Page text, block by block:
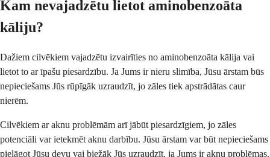
Kam nevajadzētu lietot aminobenzoāta
kāliju?
Dažiem cilvēkiem vajadzētu izvairīties no aminobenzoāta kālija vai
lietot to ar īpašu piesardzību. Ja Jums ir nieru slimība, Jūsu ārstam būs
nepieciešams Jūs rūpīgāk uzraudzīt, jo zāles tiek apstrādātas caur
nierēm.
Cilvēkiem ar aknu problēmām arī jābūt piesardzīgiem, jo zāles
potenciāli var ietekmēt aknu darbību. Jūsu ārstam var būt nepieciešams
pielāgot Jūsu devu vai biežāk Jūs uzraudzīt, ja Jums ir aknu problēmas.